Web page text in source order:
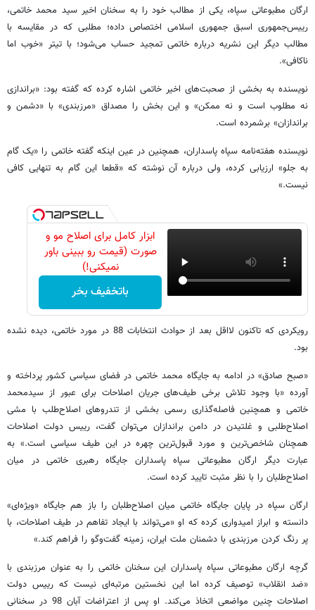
ارگان مطبوعاتی سپاه، یکی از مطالب خود را به سخنان اخیر سید محمد خاتمی،
رییس‌جمهوری اسبق جمهوری اسلامی اختصاص داده؛ مطلبی که در مقایسه با
مطالب دیگر این نشریه درباره خاتمی تمجید حساب می‌شود؛ با تیتر «خوب اما
ناکافی».
نویسنده به بخشی از صحبت‌های اخیر خاتمی اشاره کرده که گفته بود: «براندازی
نه مطلوب است و نه ممکن» و این بخش را مصداق «مرزبندی» ‌با «دشمن و
براندازان» برشمرده است.
نویسنده هفته‌نامه سپاه پاسداران، همچنین در عین اینکه گفته خاتمی را «یک گام
به جلو» ارزیابی کرده، ولی درباره آن نوشته که «قطعا این گام به تنهایی کافی
نیست.»
ابزار کامل برای اصلاح مو و
صورت (قیمت رو ببینی باور
نمیکنی!)
باتخفیف بخر
رویکردی که تاکنون لااقل بعد از حوادث انتخابات 88 در مورد خاتمی، دیده نشده
بود.
«صبح صادق» در ادامه به جایگاه محمد خاتمی در فضای سیاسی کشور پرداخته و
آورده «با وجود تلاش برخی طیف‌های جریان اصلاحات برای عبور از سیدمحمد
خاتمی و همچنین فاصله‌گذاری رسمی بخشی از تندروهای اصلاح‌طلب با مشی
اصلاح‌طلبی و غلتیدن در دامن براندازان می‌توان گفت، رییس دولت اصلاحات
همچنان شاخص‌ترین و مورد قبول‌ترین چهره در این طیف سیاسی است.» به
عبارت دیگر ارگان مطبوعاتی سپاه پاسداران جایگاه رهبری خاتمی در میان
اصلاح‌طلبان را با نظر مثبت تایید کرده است.
ارگان سپاه در پایان جایگاه خاتمی میان اصلاح‌طلبان را باز هم جایگاه «ویژه‌ای»
دانسته و ابراز امیدواری کرده که او «می‌تواند با ایجاد تفاهم در طیف اصلاحات، با
پر رنگ کردن مرزبندی با دشمنان ملت ایران، زمینه گفت‌وگو را فراهم کند.»
گرچه ارگان مطبوعاتی سپاه پاسداران این سخنان خاتمی را به عنوان مرزبندی با
«ضد انقلاب» توصیف کرده اما این نخستین مرتبه‌ای نیست که رییس دولت
اصلاحات چنین مواضعی اتخاذ می‌کند. او پس از اعتراضات آبان 98 در سخنانی